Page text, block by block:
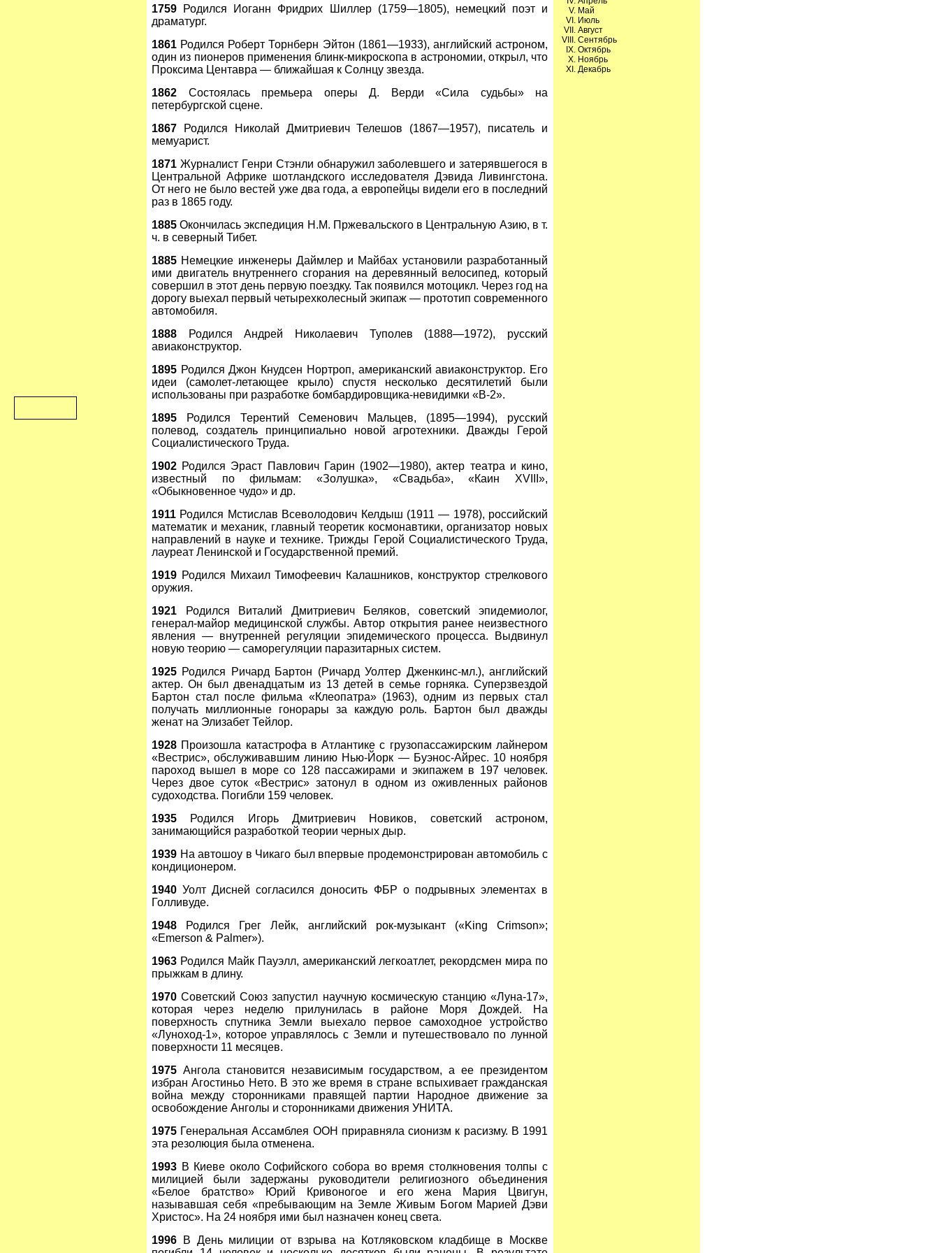
1759 Родился Иоганн Фридрих Шиллер (1759—1805), немецкий поэт и
драматург.
1861 Родился Роберт Торнберн Эйтон (1861—1933), английский астроном,
один из пионеров применения блинк-микроскопа в астрономии, открыл, что
Проксима Центавра — ближайшая к Солнцу звезда.
1862 Состоялась премьера оперы Д. Верди «Сила судьбы» на
петербургской сцене.
1867 Родился Николай Дмитриевич Телешов (1867—1957), писатель и
мемуарист.
1871 Журналист Генри Стэнли обнаружил заболевшего и затерявшегося в
Центральной Африке шотландского исследователя Дэвида Ливингстона.
От него не было вестей уже два года, а европейцы видели его в последний
раз в 1865 году.
1885 Окончилась экспедиция Н.М. Пржевальского в Центральную Азию, в т.
ч. в северный Тибет.
1885 Немецкие инженеры Даймлер и Майбах установили разработанный
ими двигатель внутреннего сгорания на деревянный велосипед, который
совершил в этот день первую поездку. Так появился мотоцикл. Через год на
дорогу выехал первый четырехколесный экипаж — прототип современного
автомобиля.
1888 Родился Андрей Николаевич Туполев (1888—1972), русский
авиаконструктор.
1895 Родился Джон Кнудсен Нортроп, американский авиаконструктор. Его
идеи (самолет-летающее крыло) спустя несколько десятилетий были
использованы при разработке бомбардировщика-невидимки «В-2».
1895 Родился Терентий Семенович Мальцев, (1895—1994), русский
полевод, создатель принципиально новой агротехники. Дважды Герой
Социалистического Труда.
1902 Родился Эраст Павлович Гарин (1902—1980), актер театра и кино,
известный по фильмам: «Золушка», «Свадьба», «Каин XVIII»,
«Обыкновенное чудо» и др.
1911 Родился Мстислав Всеволодович Келдыш (1911 — 1978), российский
математик и механик, главный теоретик космонавтики, организатор новых
направлений в науке и технике. Трижды Герой Социалистического Труда,
лауреат Ленинской и Государственной премий.
1919 Родился Михаил Тимофеевич Калашников, конструктор стрелкового
оружия.
1921 Родился Виталий Дмитриевич Беляков, советский эпидемиолог,
генерал-майор медицинской службы. Автор открытия ранее неизвестного
явления — внутренней регуляции эпидемического процесса. Выдвинул
новую теорию — саморегуляции паразитарных систем.
1925 Родился Ричард Бартон (Ричард Уолтер Дженкинс-мл.), английский
актер. Он был двенадцатым из 13 детей в семье горняка. Суперзвездой
Бартон стал после фильма «Клеопатра» (1963), одним из первых стал
получать миллионные гонорары за каждую роль. Бартон был дважды
женат на Элизабет Тейлор.
1928 Произошла катастрофа в Атлантике с грузопассажирским лайнером
«Вестрис», обслуживавшим линию Нью-Йорк — Буэнос-Айрес. 10 ноября
пароход вышел в море со 128 пассажирами и экипажем в 197 человек.
Через двое суток «Вестрис» затонул в одном из оживленных районов
судоходства. Погибли 159 человек.
1935 Родился Игорь Дмитриевич Новиков, советский астроном,
занимающийся разработкой теории черных дыр.
1939 На автошоу в Чикаго был впервые продемонстрирован автомобиль с
кондиционером.
1940 Уолт Дисней согласился доносить ФБР о подрывных элементах в
Голливуде.
1948 Родился Грег Лейк, английский рок-музыкант («King Crimson»;
«Emerson & Palmer»).
1963 Родился Майк Пауэлл, американский легкоатлет, рекордсмен мира по
прыжкам в длину.
1970 Советский Союз запустил научную космическую станцию «Луна-17»,
которая через неделю прилунилась в районе Моря Дождей. На
поверхность спутника Земли выехало первое самоходное устройство
«Луноход-1», которое управлялось с Земли и путешествовало по лунной
поверхности 11 месяцев.
1975 Ангола становится независимым государством, а ее президентом
избран Агостиньо Нето. В это же время в стране вспыхивает гражданская
война между сторонниками правящей партии Народное движение за
освобождение Анголы и сторонниками движения УНИТА.
1975 Генеральная Ассамблея ООН приравняла сионизм к расизму. В 1991
эта резолюция была отменена.
1993 В Киеве около Софийского собора во время столкновения толпы с
милицией были задержаны руководители религиозного объединения
«Белое братство» Юрий Кривоногое и его жена Мария Цвигун,
называвшая себя «пребывающим на Земле Живым Богом Марией Дэви
Христос». На 24 ноября ими был назначен конец света.
1996 В День милиции от взрыва на Котляковском кладбище в Москве
Май
Июль
Август
Сентябрь
Октябрь
Ноябрь
Декабрь